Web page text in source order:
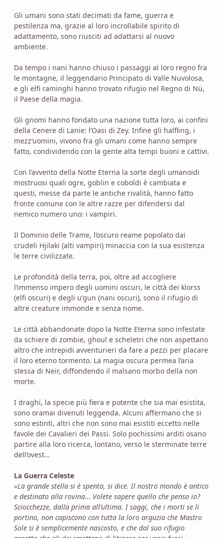
Gli umani sono stati decimati da fame, guerra e
pestilenza ma, grazie al loro incrollabile spirito di
adattamento, sono riusciti ad adattarsi al nuovo
ambiente.
Da tempo i nani hanno chiuso i passaggi al loro regno fra
le montagne, il leggendario Principato di Valle Nuvolosa,
e gli elfi raminghi hanno trovato rifugio nel Regno di Nü,
il Paese della magia.
Gli gnomi hanno fondato una nazione tutta loro, ai confini
della Cenere di Lanie: l’Oasi di Zey. Infine gli halfling, i
mezz’uomini, vivono fra gli umani come hanno sempre
fatto, condividendo con la gente alta tempi buoni e cattivi.
Con l’avvento della Notte Eterna la sorte degli umanoidi
mostruosi quali ogre, goblin e coboldi è cambiata e
questi, messe da parte le antiche rivalità, hanno fatto
fronte comune con le altre razze per difendersi dal
nemico numero uno: i vampiri.
Il Dominio delle Trame, l’oscuro reame popolato dai
crudeli Hjilaki (alti vampiri) minaccia con la sua esistenza
le terre civilizzate.
Le profondità della terra, poi, oltre ad accogliere
l’immenso impero degli uomini oscuri, le città dei klorss
(elfi oscuri) e degli u’gun (nani oscuri), sono il rifugio di
altre creature immonde e senza nome.
Le città abbandonate dopo la Notte Eterna sono infestate
da schiere di zombie, ghoul e scheletri che non aspettano
altro che intrepidi avventurieri da fare a pezzi per placare
il loro eterno tormento. La magia oscura permea l’aria
stessa di Neir, diffondendo il malsano morbo della non
morte.
I draghi, la specie più fiera e potente che sia mai esistita,
sono oramai divenuti leggenda. Alcuni affermano che si
sono estinti, altri che non sono mai esistiti eccetto nelle
favole dei Cavalieri dei Passi. Solo pochissimi arditi osano
partire alla loro ricerca, lontano, verso le sterminate terre
dell’ovest…
La Guerra Celeste
«La grande stella si è spenta, si dice. Il nostro mondo è antico
e destinato alla rovina… Volete sapere quello che penso io?
Sciocchezze, dalla prima all’ultima. I saggi, che i morti se li
portino, non capiscono con tutta la loro arguzia che Mastro
Sole si è semplicemente nascosto, e che dal suo rifugio